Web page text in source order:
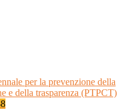
per la prevenzione della
e della trasparenza (PTPCT)